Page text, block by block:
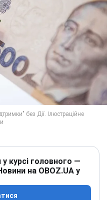
курсі головного —
на OBOZ.UA у